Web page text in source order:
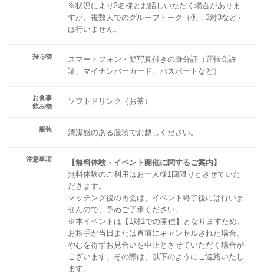
※状況により2名様とお話しいただく場合がありま
すが、複数人でのグループトーク（例：3対3など）
は行いません。
持ち物
スマートフォン・顔写真付きの身分証（運転免許
証、マイナンバーカード、パスポートなど）
お食事
飲み物
ソフトドリンク（お茶）
服装 清潔感のある服装でお越しください。
注意事項
【無料体験・イベント開催に関するご案内】
無料体験のご利用はお一人様1回限りとさせていた
だきます。
マッチング後の再会は、イベント終了後には行いま
せんので、予めご了承ください。
※本イベントは【1対1での開催】となりますため、
お相手が当日または直前にキャンセルされた場合、
やむを得ずお見合いを中止とさせていただく場合が
ございます。その際は、以下のようにご連絡いたし
ます。